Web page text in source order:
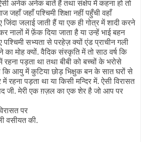
अनेक अनेक बातें हैं तथा संक्षेप में कहना हो तो
जहाँ पश्चिमी शिक्षा नहीं पहुँची वहाँ
जलाई जाती हैं या एक ही गोत्र में शादी करने
नालों में फ़ेंक दिया जाता है या उन्हें भाई बहन
पश्चिमी सभ्यता से परहेज़ क्यों एंड प्राचीन गली
मोह क्यों. वैदिक संस्कृति में तो साठ वर्ष कि
पड़ता था तथा बीबी को बच्चों के भरोसे
कि आयु में कुटिया छोड़ भिक्षुक बन के सात घरों से
में रहना पड़ता था या किसी मन्दिर में. ऐसी विरासत
जी. मेरी एक ग़ज़ल का एक शेर है जो आप पर
पर
वसीयत की.